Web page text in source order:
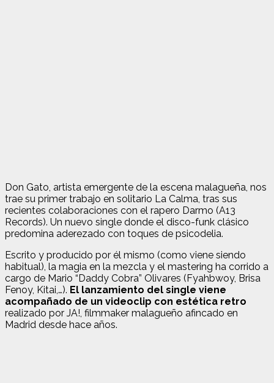
Don Gato, artista emergente de la escena malagueña, nos
trae su primer trabajo en solitario La Calma, tras sus
recientes colaboraciones con el rapero Darmo (A13
Records). Un nuevo single donde el disco-funk clásico
predomina aderezado con toques de psicodelia.
Escrito y producido por él mismo (como viene siendo
habitual), la magia en la mezcla y el mastering ha corrido a
cargo de Mario “Daddy Cobra” Olivares (Fyahbwoy, Brisa
Fenoy, Kitai,…). El lanzamiento del single viene
acompañado de un videoclip con estética retro
realizado por JA!, filmmaker malagueño afincado en
Madrid desde hace años.